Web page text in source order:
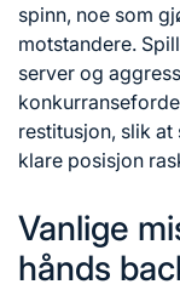
spinn, noe som
motstandere.
server og
restitusjon, slik
klare posisjon
Vanlige
hånds